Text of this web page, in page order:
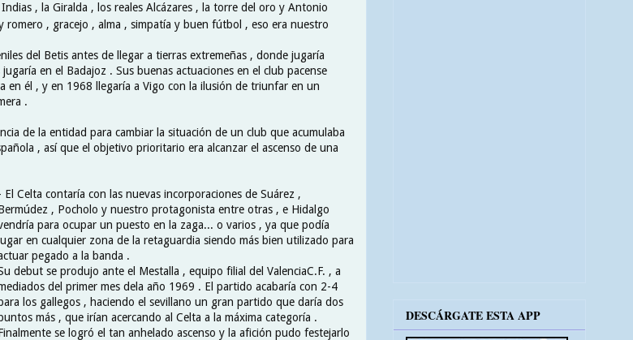
, la Giralda , los reales Alcázares , la torre del oro y Antonio
romero , gracejo , alma , simpatía y buen fútbol , eso era nuestro
del Betis antes de llegar a tierras extremeñas , donde jugaría
en el Badajoz . Sus buenas actuaciones en el club pacense
en él , y en 1968 llegaría a Vigo con la ilusión de triunfar en un
.
de la entidad para cambiar la situación de un club que acumulaba
, así que el objetivo prioritario era alcanzar el ascenso de una
El Celta contaría con las nuevas incorporaciones de Suárez ,
, Pocholo y nuestro protagonista entre otras , e Hidalgo
para ocupar un puesto en la zaga... o varios , ya que podía
en cualquier zona de la retaguardia siendo más bien utilizado para
pegado a la banda .
debut se produjo ante el Mestalla , equipo filial del ValenciaC.F. , a
del primer mes dela año 1969 . El partido acabaría con 2-4
los gallegos , haciendo el sevillano un gran partido que daría dos
más , que irían acercando al Celta a la máxima categoría .
se logró el tan anhelado ascenso y la afición pudo festejarlo
DESCÁRGATE ESTA APP